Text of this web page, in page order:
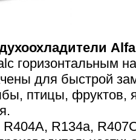
горизонтальным
для быстрой
птицы, фруктов,
R134a,